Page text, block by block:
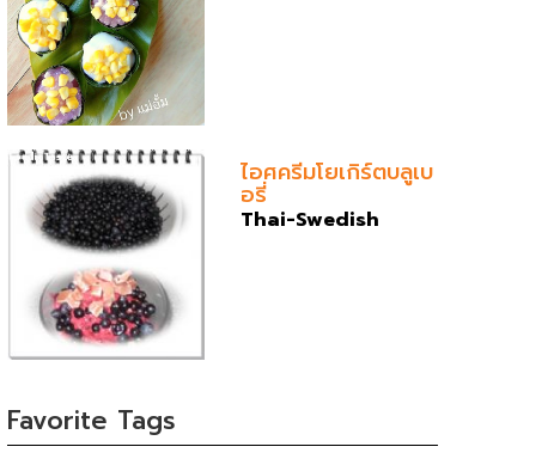
ไอศครีมโยเกิร์ตบลูเบ
อรี่
Thai-Swedish
Favorite Tags